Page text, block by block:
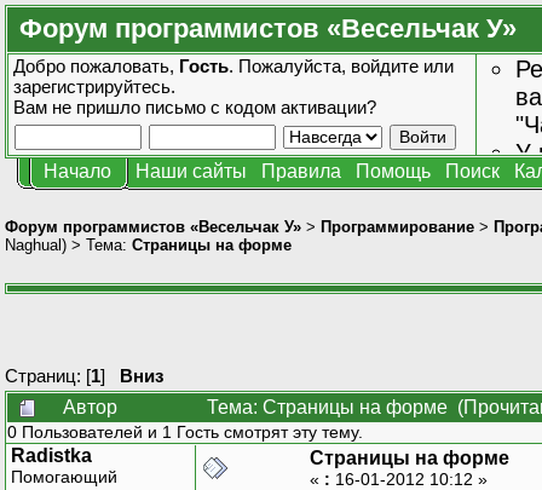
Форум программистов «Весельчак У»
Добро пожаловать, Гость. Пожалуйста, войдите или
зарегистрируйтесь.
Вам не пришло письмо с кодом активации?
У
Начало Наши сайты Правила Помощь Поиск
Форум программистов «Весельчак У» > Программирование >
Naghual) > Тема: Страницы на форме
Страниц: [1] Вниз
Автор
Тема: Страницы на форме
0 Пользователей и 1 Гость смотрят эту тему.
Radistka
Помогающий
Страницы на форме
« : 16-01-2012 10:12 »